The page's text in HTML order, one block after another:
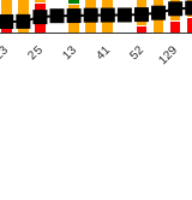
25 13 41 52 129